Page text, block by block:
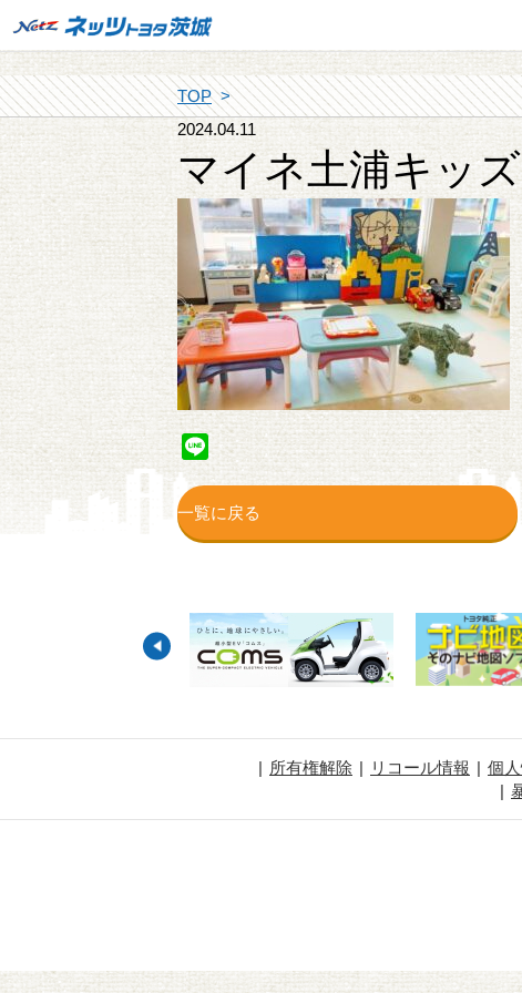
TOP
2024.04.11
マイネ土浦キッ
Line
一覧に戻る
所有権解除 リコール情報 個